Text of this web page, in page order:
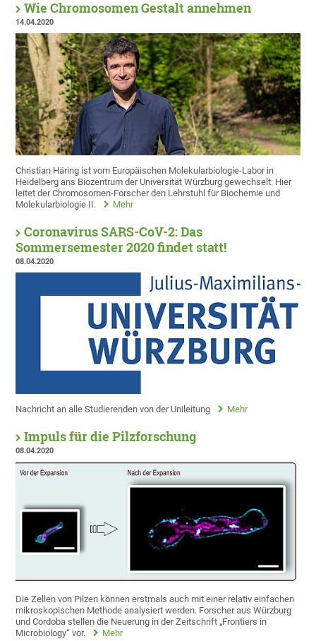
Wie Chromosomen Gestalt annehmen
14.04.2020
Christian Häring ist vom Europäischen Molekularbiologie-Labor in
Heidelberg ans Biozentrum der Universität Würzburg gewechselt: Hier
leitet der Chromosomen-Forscher den Lehrstuhl für Biochemie und
Molekularbiologie II.
Mehr
Coronavirus SARS-CoV-2: Das
Sommersemester 2020 findet statt!
08.04.2020
Nachricht an alle Studierenden von der Unileitung Mehr
Impuls für die Pilzforschung
08.04.2020
Die Zellen von Pilzen können erstmals auch mit einer relativ einfachen
mikroskopischen Methode analysiert werden. Forscher aus Würzburg
und Cordoba stellen die Neuerung in der Zeitschrift „Frontiers in
Microbiology“ vor.
Mehr